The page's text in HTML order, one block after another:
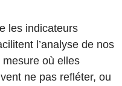
les indicateurs
l’analyse de nos
où elles
ne pas refléter, ou